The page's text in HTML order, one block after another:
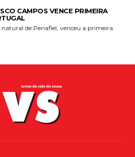
CAMPOS VENCE PRIMEIRA
de Penafiel, venceu a primeira